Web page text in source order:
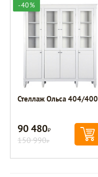
-40%
Стеллаж Ольса 404/400
90 480Р
150 990Р